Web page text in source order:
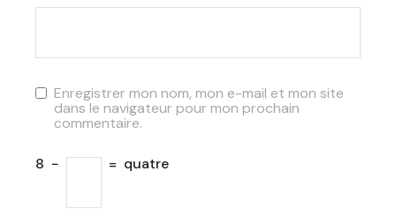
Enregistrer mon nom, mon e-mail et mon site
dans le navigateur pour mon prochain
commentaire.
8 − = quatre